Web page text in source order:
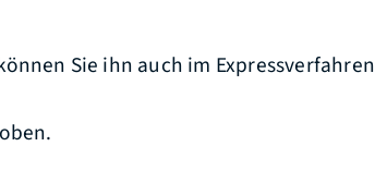
Sie ihn auch im Expressverfahren